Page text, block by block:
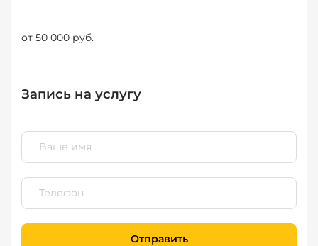
от 50 000 руб.
Запись на услугу
Отправить